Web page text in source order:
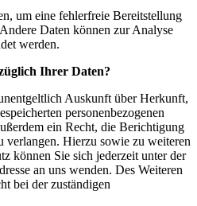
um eine fehlerfreie Bereitstellung
Daten können zur Analyse
werden.
Ihrer Daten?
Auskunft über Herkunft,
personenbezogenen
ein Recht, die Berichtigung
verlangen. Hierzu sowie zu weiteren
können Sie sich jederzeit unter der
an uns wenden. Des Weiteren
bei der zuständigen